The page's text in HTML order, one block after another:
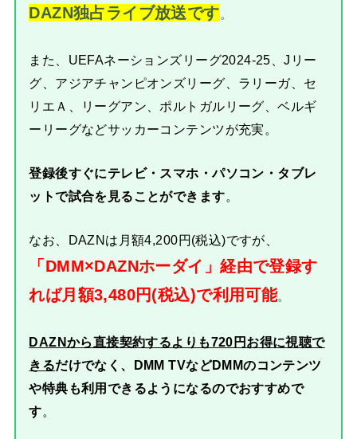
DAZN独占ライブ放送です。
また、UEFAネーションズリーグ2024-25、Jリー
グ、アジアチャンピオンズリーグ、ラリーガ、セ
リエＡ、リーグアン、ポルトガルリーグ、ベルギ
ーリーグなどサッカーコンテンツが充実。
登録後すぐにテレビ・スマホ・パソコン・タブレ
ットで試合を見ることができます。
なお、DAZNは月額4,200円(税込)ですが、
「DMM×DAZNホーダイ」経由で登録す
れば月額3,480円(税込)で利用可能。
DAZNから直接契約するよりも720円お得に視聴で
きるだけでなく、DMM TVなどDMMのコンテンツ
や特典も利用できるようになるのでおすすめで
す。